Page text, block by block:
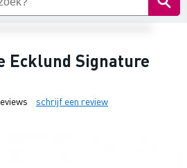
Ecklund Signature
schrijf een review